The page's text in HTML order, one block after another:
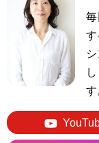
毎
す
す